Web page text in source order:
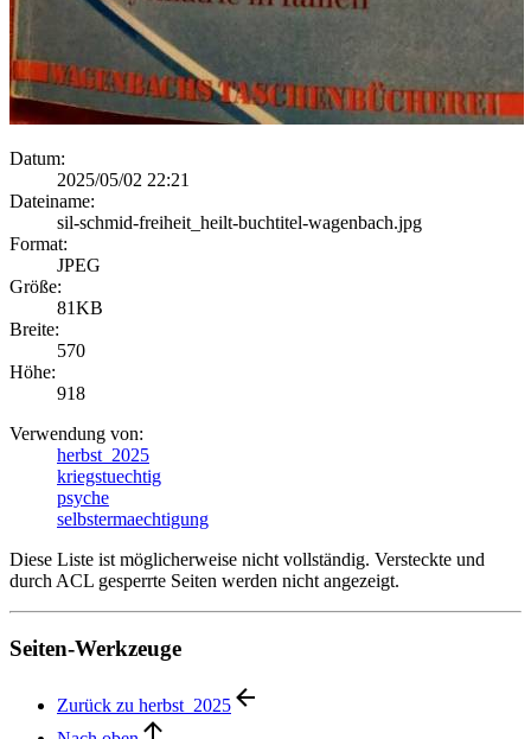
Datum:
2025/05/02 22:21
Dateiname:
sil-schmid-freiheit_heilt-buchtitel-wagenbach.jpg
Format:
JPEG
Größe:
81KB
Breite:
570
Höhe:
918
Verwendung von:
herbst_2025
kriegstuechtig
psyche
selbstermaechtigung
Diese Liste ist möglicherweise nicht vollständig. Versteckte und
durch ACL gesperrte Seiten werden nicht angezeigt.
Seiten-Werkzeuge
Zurück zu herbst_2025